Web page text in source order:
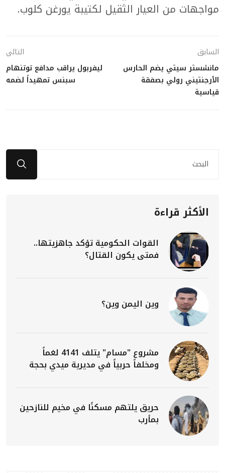
مواجهات من العيار الثقيل لكتيبة يورغن كلوب.
السابق
مانشستر سيتي يضم الحارس
الأرجنتيني رولي بصفقة
قياسية
التالي
ليفربول يراقب مدافع توتنهام
سبنس تمهيداً لضمه
الأكثر قراءة
القوات الحكومية تؤكد جاهزيتها..
فمتى يكون القتال؟
وين اليمن وين؟
مشروع "مسام" يتلف 4141 لغماً
ومخلفاً حربياً في مديرية ميدي بحجة
حريق يلتهم مسكنًا في مخيم للنازحين
بمأرب